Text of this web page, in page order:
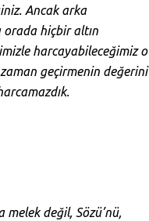
Ancak arka
orada hiçbir altın
harcayabileceğimiz o
geçirmenin değerini
değil, Sözü’nü,